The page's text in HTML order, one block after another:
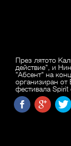
През лятото
действие", и
"Абсент" на
организиран от
фестивала